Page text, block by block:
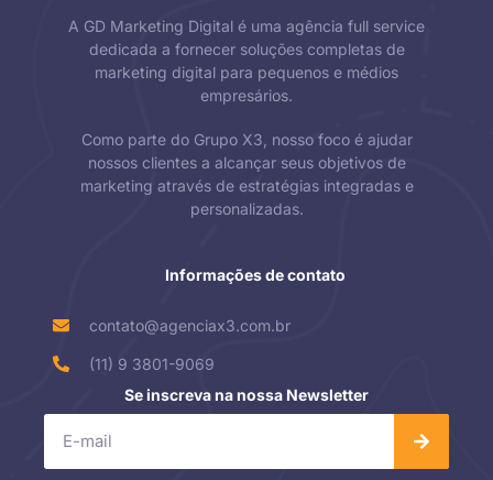
A GD Marketing Digital é uma agência full service
dedicada a fornecer soluções completas de
marketing digital para pequenos e médios
empresários.
Como parte do Grupo X3, nosso foco é ajudar
nossos clientes a alcançar seus objetivos de
marketing através de estratégias integradas e
personalizadas.
Informações de contato
contato@agenciax3.com.br
(11) 9 3801-9069
Se inscreva na nossa Newsletter